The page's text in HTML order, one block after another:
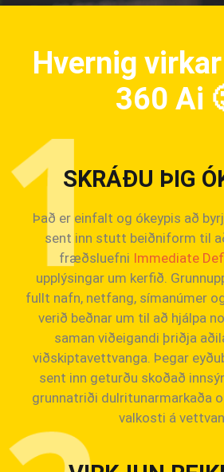
Hvernig
360 Ai
SKRÁÐU ÞIG
Það er einfalt og ókeypis að
sent inn stutt beiðniform til
fræðsluefni Immediate
upplýsingar um kerfið.
fullt nafn, netfang, símanúmer
verið beðnar um til að hjálpa
saman viðeigandi þriðja
viðskiptavettvanga. Þegar
sent inn geturðu skoðað
grunnatriði dulritunarmarkaða
valkosti á